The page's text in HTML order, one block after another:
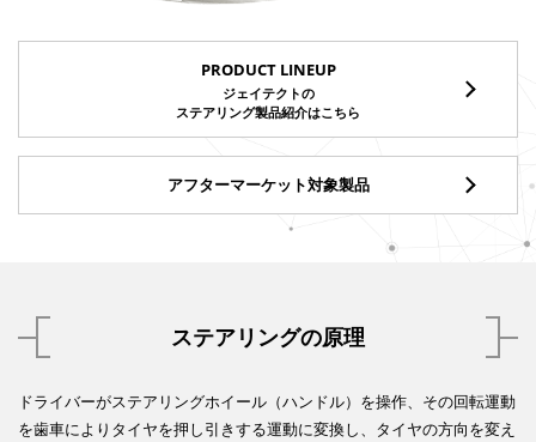
PRODUCT LINEUP
ジェイテクトの
ステアリング製品紹介はこちら
アフターマーケット対象製品
ステアリングの原理
ドライバーがステアリングホイール（ハンドル）を操作、その回転運動
を歯車によりタイヤを押し引きする運動に変換し、タイヤの方向を変え